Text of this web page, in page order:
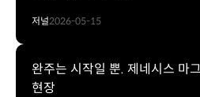
저널2026-05-15
완주는 시작일 뿐. 제네시스 마
현장